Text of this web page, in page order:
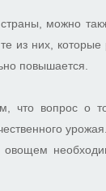
можно
из них,
повышается.
что вопрос о